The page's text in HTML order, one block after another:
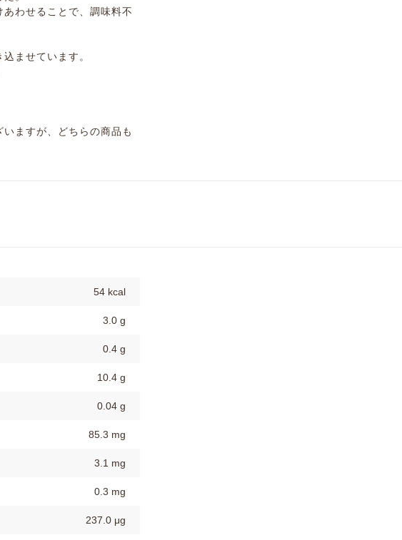
わせることで、調味料不
ませています。
ますが、どちらの商品も
54 kcal
3.0 g
0.4 g
10.4 g
0.04 g
85.3 mg
3.1 mg
0.3 mg
237.0 μg